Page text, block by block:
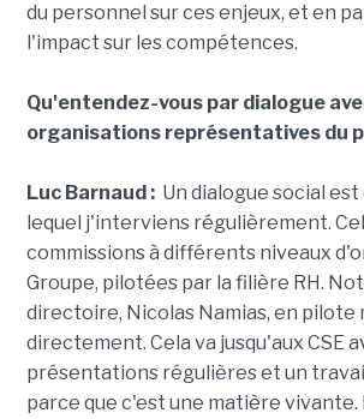
du personnel sur ces enjeux, et en
l'impact sur les compétences.
Qu'entendez-vous par dialogue
organisations représentatives du
Luc Barnaud :Un dialogue social est
lequel j'interviens régulièrement.
commissions à différents niveaux
Groupe, pilotées par la filière RH.
directoire, Nicolas Namias, en pilote
directement. Cela va jusqu'aux CSE
présentations régulières et un
parce que c'est une matière vivante.